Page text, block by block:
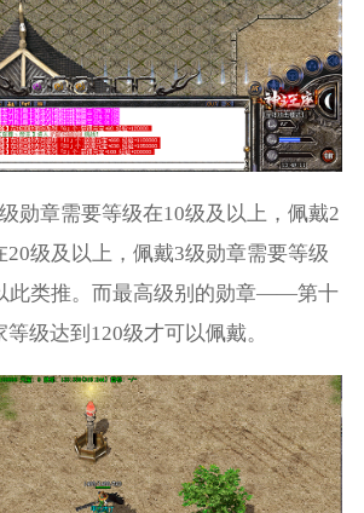
勋章需要等级在10级及以上，佩戴2
20级及以上，佩戴3级勋章需要等级
此类推。而最高级别的勋章——第十
级达到120级才可以佩戴。